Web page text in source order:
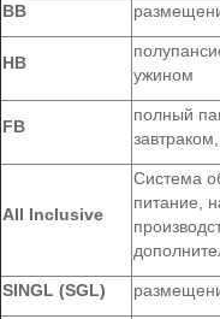
BB
HB
ужином
FB
полный
All Inclusive
Система
питание,
SINGL (SGL)